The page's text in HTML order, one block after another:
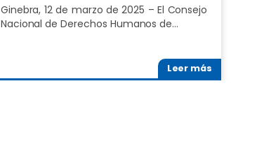
Ginebra, 12 de marzo de 2025 – El Consejo
Nacional de Derechos Humanos de…
Leer más